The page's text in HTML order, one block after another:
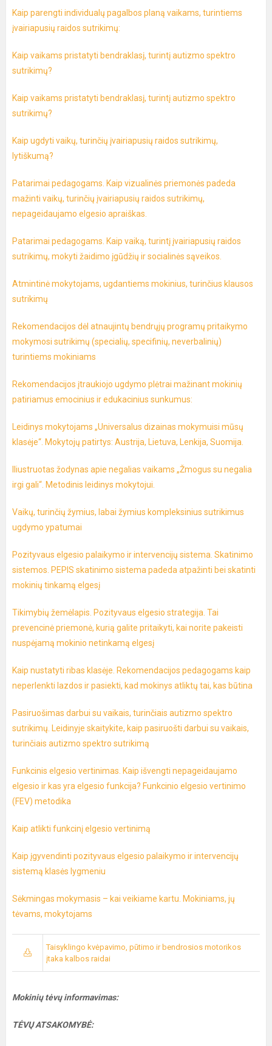
Kaip parengti individualų pagalbos planą vaikams, turintiems
įvairiapusių raidos sutrikimų:
Kaip vaikams pristatyti bendraklasį, turintį autizmo spektro
sutrikimų?
Kaip vaikams pristatyti bendraklasį, turintį autizmo spektro
sutrikimų?
Kaip ugdyti vaikų, turinčių įvairiapusių raidos sutrikimų,
lytiškumą?
Patarimai pedagogams. Kaip vizualinės priemonės padeda
mažinti vaikų, turinčių įvairiapusių raidos sutrikimų,
nepageidaujamo elgesio apraiškas.
Patarimai pedagogams. Kaip vaiką, turintį įvairiapusių raidos
sutrikimų, mokyti žaidimo įgūdžių ir socialinės sąveikos.
Atmintinė mokytojams, ugdantiems mokinius, turinčius klausos
sutrikimų
Rekomendacijos dėl atnaujintų bendrųjų programų pritaikymo
mokymosi sutrikimų (specialių, specifinių, neverbalinių)
turintiems mokiniams
Rekomendacijos įtraukiojo ugdymo plėtrai mažinant mokinių
patiriamus emocinius ir edukacinius sunkumus:
Leidinys mokytojams „Universalus dizainas mokymuisi mūsų
klasėje“. Mokytojų patirtys: Austrija, Lietuva, Lenkija, Suomija.
Iliustruotas žodynas apie negalias vaikams „Žmogus su negalia
irgi gali“. Metodinis leidinys mokytojui.
Vaikų, turinčių žymius, labai žymius kompleksinius sutrikimus
ugdymo ypatumai
Pozityvaus elgesio palaikymo ir intervencijų sistema. Skatinimo
sistemos. PEPIS skatinimo sistema padeda atpažinti bei skatinti
mokinių tinkamą elgesį
Tikimybių žemėlapis. Pozityvaus elgesio strategija. Tai
prevencinė priemonė, kurią galite pritaikyti, kai norite pakeisti
nuspėjamą mokinio netinkamą elgesį
Kaip nustatyti ribas klasėje. Rekomendacijos pedagogams kaip
neperlenkti lazdos ir pasiekti, kad mokinys atliktų tai, kas būtina
Pasiruošimas darbui su vaikais, turinčiais autizmo spektro
sutrikimų. Leidinyje skaitykite, kaip pasiruošti darbui su vaikais,
turinčiais autizmo spektro sutrikimą
Funkcinis elgesio vertinimas. Kaip išvengti nepageidaujamo
elgesio ir kas yra elgesio funkcija? Funkcinio elgesio vertinimo
(FEV) metodika
Kaip atlikti funkcinį elgesio vertinimą
Kaip įgyvendinti pozityvaus elgesio palaikymo ir intervencijų
sistemą klasės lygmeniu
Sėkmingas mokymasis – kai veikiame kartu. Mokiniams, jų
tėvams, mokytojams
Taisyklingo kvėpavimo, pūtimo ir bendrosios motorikos
įtaka kalbos raidai
Mokinių tėvų informavimas:
TĖVŲ ATSAKOMYBĖ: